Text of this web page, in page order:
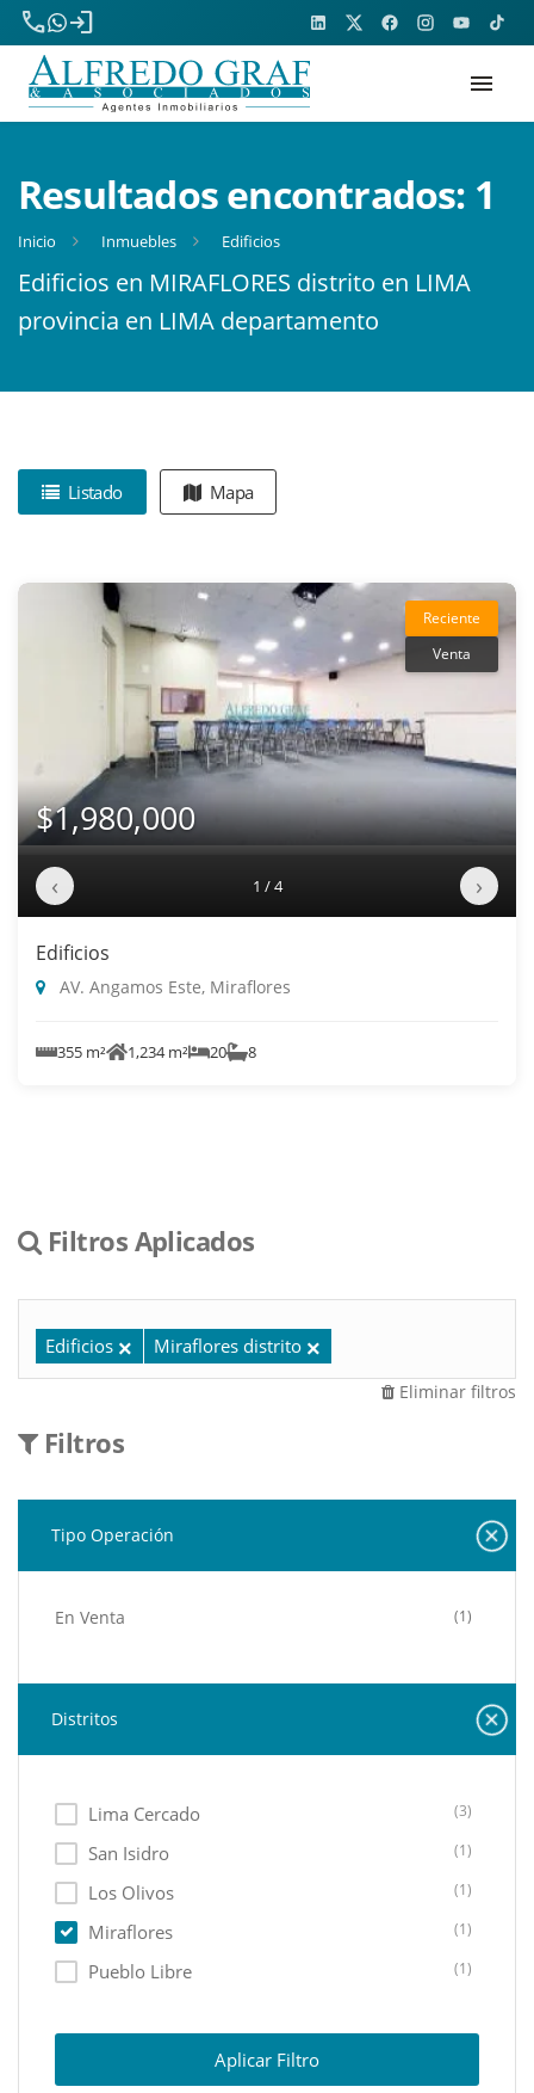
phone
login
menu
Resultados encontrados: 1
Inicio Inmuebles Edificios
Edificios en MIRAFLORES distrito en LIMA
provincia en LIMA departamento
Listado Mapa
Reciente
Venta
$1,980,000
‹ 1 / 4 ›
Edificios
AV. Angamos Este, Miraflores
355 m² 1,234 m² 20 8
Filtros Aplicados
Edificios Miraflores distrito
Eliminar filtros
Filtros
Tipo Operación
En Venta (1)
Distritos
Lima Cercado (3)
San Isidro (1)
Los Olivos (1)
Miraflores (1)
Pueblo Libre (1)
Aplicar Filtro